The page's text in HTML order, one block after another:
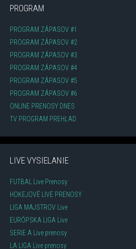
PROGRAM
PROGRAM ZÁPASOV #1
PROGRAM ZÁPASOV #2
PROGRAM ZÁPASOV #3
PROGRAM ZÁPASOV #4
PROGRAM ZÁPASOV #5
PROGRAM ZÁPASOV #6
ONLINE PRENOSY DNES
TV PROGRAM PREHĽAD
LIVE VYSIELANIE
FUTBAL Live Prenosy
HOKEJOVÉ LIVE PRENOSY
LIGA MAJSTROV Live
EURÓPSKA LIGA Live
SERIE A Live prenosy
LA LIGA Live prenosy